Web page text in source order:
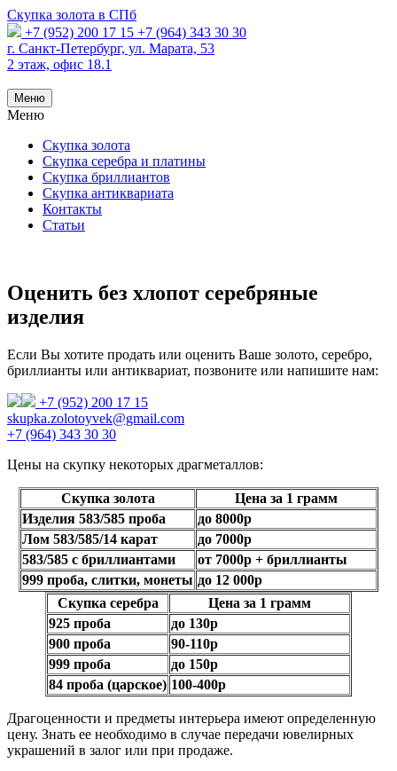
Скупка золота в СПб
+7 (952) 200 17 15 +7 (964) 343 30 30
г. Санкт-Петербург, ул. Марата, 53
2 этаж, офис 18.1
Меню
Меню
Скупка золота
Скупка серебра и платины
Скупка бриллиантов
Скупка антиквариата
Контакты
Статьи
Оценить без хлопот серебряные
изделия
Если Вы хотите продать или оценить Ваше золото, серебро,
бриллианты или антиквариат, позвоните или напишите нам:
+7 (952) 200 17 15
skupka.zolotoyvek@gmail.com
+7 (964) 343 30 30
Цены на скупку некоторых драгметаллов:
Скупка золота
Цена за 1 грамм
Изделия 583/585 проба
до 8000р
Лом 583/585/14 карат
до 7000р
583/585 с бриллиантами
от 7000р + бриллианты
999 проба, слитки, монеты до 12 000р
Скупка серебра
Цена за 1 грамм
925 проба
до 130р
900 проба
90-110р
999 проба
до 150р
84 проба (царское) 100-400р
Драгоценности и предметы интерьера имеют определенную
цену. Знать ее необходимо в случае передачи ювелирных
украшений в залог или при продаже.